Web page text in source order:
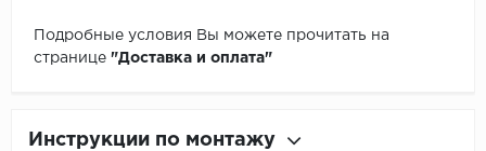
Подробные условия Вы можете прочитать на
странице "Доставка и оплата"
Инструкции по монтажу